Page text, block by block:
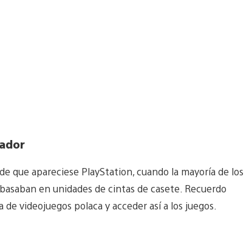
que apareciese PlayStation, cuando la mayoría de los
en unidades de cintas de casete. Recuerdo
videojuegos polaca y acceder así a los juegos.